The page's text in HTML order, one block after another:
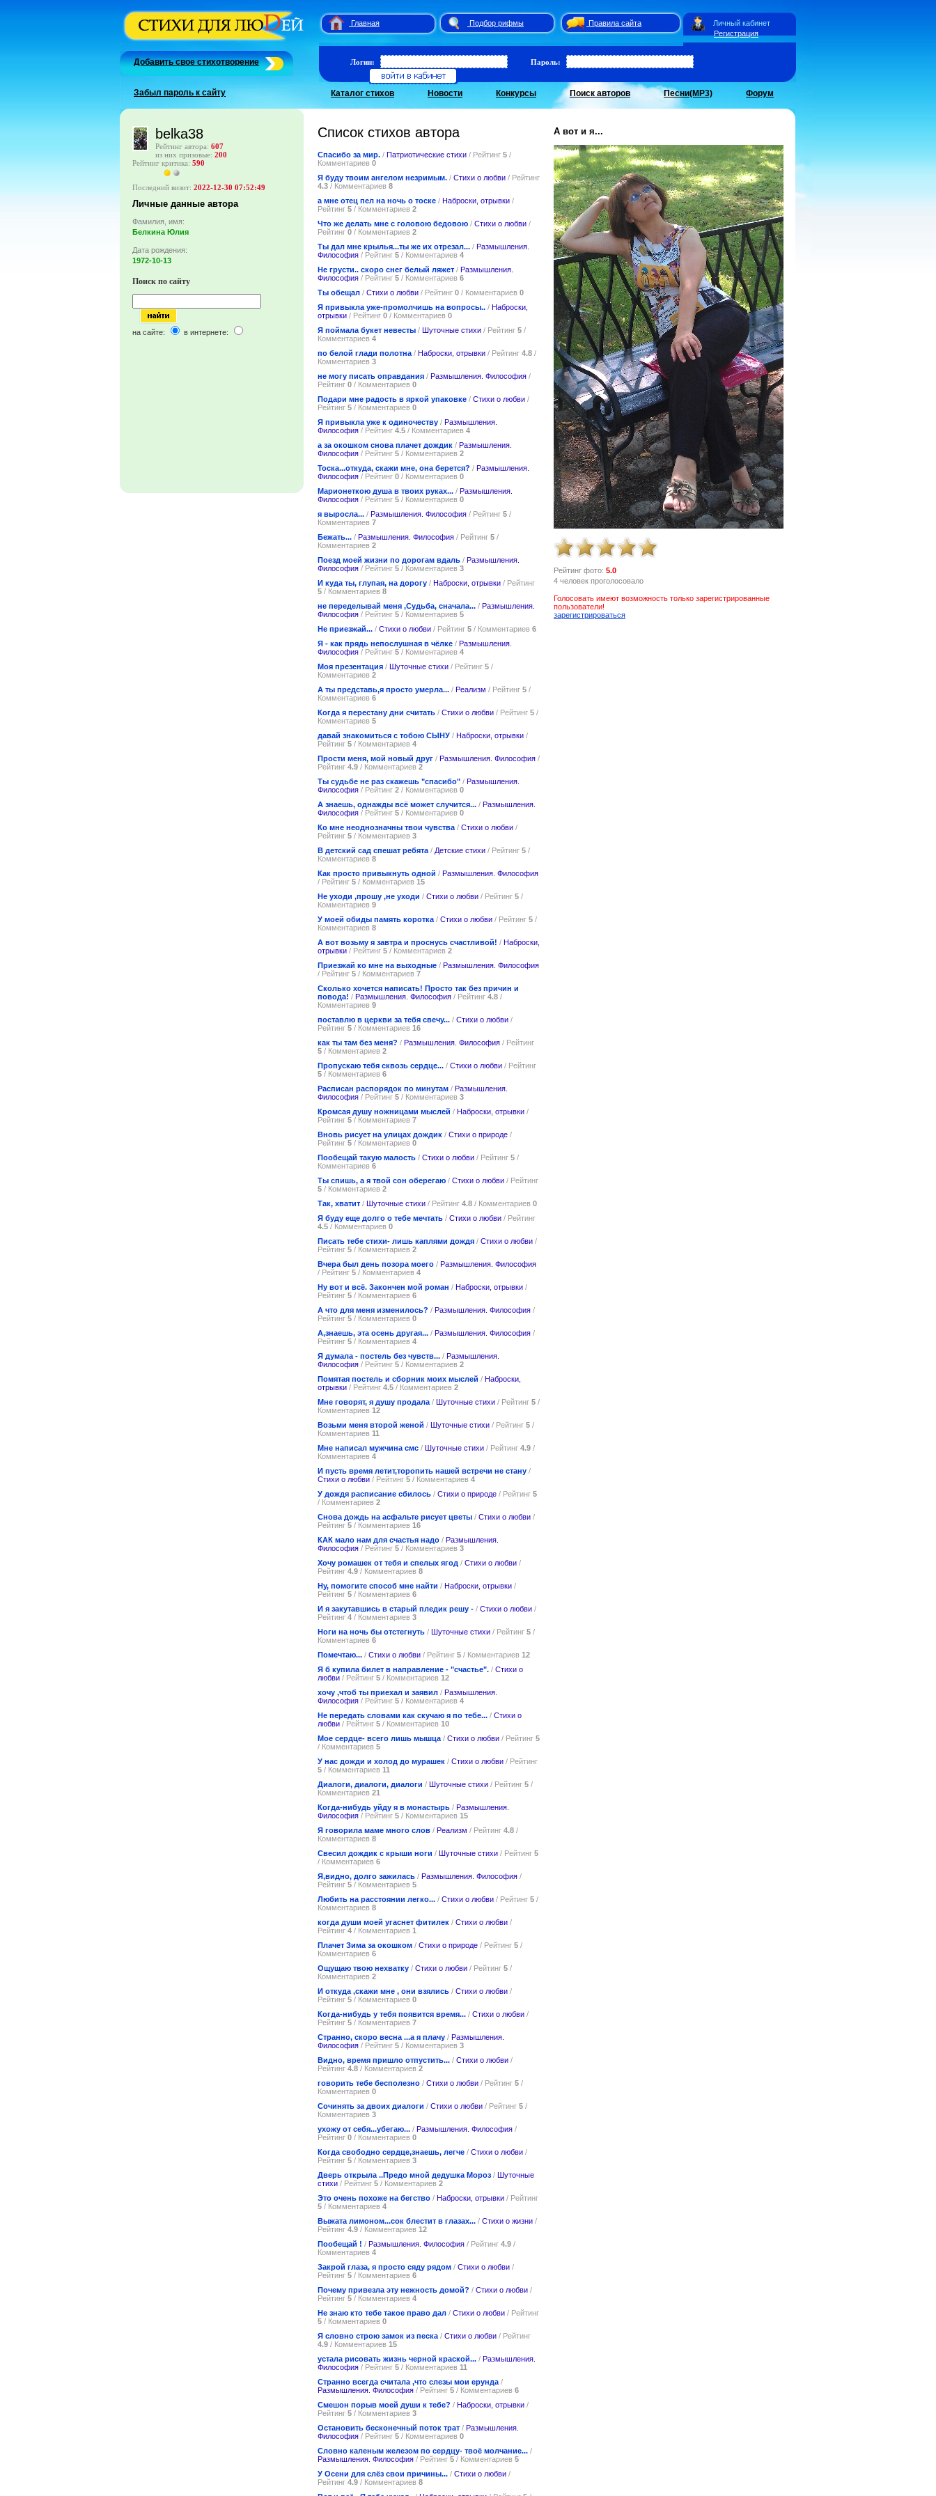
Главная Подбор рифмы
Правила сайта
Регистрация
Личный кабинет
Добавить свое стихотворение
Забыл пароль к сайту
Логин: Пароль:
Каталог стихов Новости Конкурсы Поиск авторов Песни(MP3) Форум
belka38
Рейтинг автора: 607
из них призовые: 200
Рейтинг критика: 590
Последний визит: 2022-12-30 07:52:49
Личные данные автора
Фамилия, имя:
Белкина Юлия
Дата рождения:
1972-10-13
Поиск по сайту
на сайте: в интернете:
Список стихов автора
Спасибо за мир. / Патриотические стихи / Рейтинг 5 /
Комментариев 0
Я буду твоим ангелом незримым. / Стихи о любви / Рейтинг
4.3 / Комментариев 8
а мне отец пел на ночь о тоске / Наброски, отрывки /
Рейтинг 5 / Комментариев 2
Что же делать мне с головою бедовою / Стихи о любви /
Рейтинг 0 / Комментариев 2
Ты дал мне крылья...ты же их отрезал... / Размышления.
Философия / Рейтинг 5 / Комментариев 4
Не грусти.. скоро снег белый ляжет / Размышления.
Философия / Рейтинг 5 / Комментариев 6
Ты обещал / Стихи о любви / Рейтинг 0 / Комментариев 0
Я привыкла уже-промолчишь на вопросы.. / Наброски,
отрывки / Рейтинг 0 / Комментариев 0
Я поймала букет невесты / Шуточные стихи / Рейтинг 5 /
Комментариев 4
по белой глади полотна / Наброски, отрывки / Рейтинг 4.8 /
Комментариев 3
не могу писать оправдания / Размышления. Философия /
Рейтинг 0 / Комментариев 0
Подари мне радость в яркой упаковке / Стихи о любви /
Рейтинг 5 / Комментариев 0
Я привыкла уже к одиночеству / Размышления.
Философия / Рейтинг 4.5 / Комментариев 4
а за окошком снова плачет дождик / Размышления.
Философия / Рейтинг 5 / Комментариев 2
Тоска...откуда, скажи мне, она берется? / Размышления.
Философия / Рейтинг 0 / Комментариев 0
Марионеткою душа в твоих руках... / Размышления.
Философия / Рейтинг 5 / Комментариев 0
я выросла... / Размышления. Философия / Рейтинг 5 /
Комментариев 7
Бежать... / Размышления. Философия / Рейтинг 5 /
Комментариев 2
Поезд моей жизни по дорогам вдаль / Размышления.
Философия / Рейтинг 5 / Комментариев 3
И куда ты, глупая, на дорогу / Наброски, отрывки / Рейтинг
5 / Комментариев 8
не переделывай меня ,Судьба, сначала... / Размышления.
Философия / Рейтинг 5 / Комментариев 5
Не приезжай... / Стихи о любви / Рейтинг 5 / Комментариев 6
Я - как прядь непослушная в чёлке / Размышления.
Философия / Рейтинг 5 / Комментариев 4
Моя презентация / Шуточные стихи / Рейтинг 5 /
Комментариев 2
А ты представь,я просто умерла... / Реализм / Рейтинг 5 /
Комментариев 6
Когда я перестану дни считать / Стихи о любви / Рейтинг 5 /
Комментариев 5
давай знакомиться с тобою СЫНУ / Наброски, отрывки /
Рейтинг 5 / Комментариев 4
Прости меня, мой новый друг / Размышления. Философия /
Рейтинг 4.9 / Комментариев 2
Ты судьбе не раз скажешь "спасибо" / Размышления.
Философия / Рейтинг 2 / Комментариев 0
А знаешь, однажды всё может случится... / Размышления.
Философия / Рейтинг 5 / Комментариев 0
Ко мне неоднозначны твои чувства / Стихи о любви /
Рейтинг 5 / Комментариев 3
В детский сад спешат ребята / Детские стихи / Рейтинг 5 /
Комментариев 8
Как просто привыкнуть одной / Размышления. Философия
/ Рейтинг 5 / Комментариев 15
Не уходи ,прошу ,не уходи / Стихи о любви / Рейтинг 5 /
Комментариев 9
У моей обиды память коротка / Стихи о любви / Рейтинг 5 /
Комментариев 8
А вот возьму я завтра и проснусь счастливой! / Наброски,
отрывки / Рейтинг 5 / Комментариев 2
Приезжай ко мне на выходные / Размышления. Философия
/ Рейтинг 5 / Комментариев 7
Сколько хочется написать! Просто так без причин и
повода! / Размышления. Философия / Рейтинг 4.8 /
Комментариев 9
поставлю в церкви за тебя свечу... / Стихи о любви /
Рейтинг 5 / Комментариев 16
как ты там без меня? / Размышления. Философия / Рейтинг
5 / Комментариев 2
Пропускаю тебя сквозь сердце... / Стихи о любви / Рейтинг
5 / Комментариев 6
Расписан распорядок по минутам / Размышления.
Философия / Рейтинг 5 / Комментариев 3
Кромсая душу ножницами мыслей / Наброски, отрывки /
Рейтинг 5 / Комментариев 7
Вновь рисует на улицах дождик / Стихи о природе /
Рейтинг 5 / Комментариев 0
Пообещай такую малость / Стихи о любви / Рейтинг 5 /
Комментариев 6
Ты спишь, а я твой сон оберегаю / Стихи о любви / Рейтинг
5 / Комментариев 2
Так, хватит / Шуточные стихи / Рейтинг 4.8 / Комментариев 0
Я буду еще долго о тебе мечтать / Стихи о любви / Рейтинг
4.5 / Комментариев 0
Писать тебе стихи- лишь каплями дождя / Стихи о любви /
Рейтинг 5 / Комментариев 2
Вчера был день позора моего / Размышления. Философия
/ Рейтинг 5 / Комментариев 4
Ну вот и всё. Закончен мой роман / Наброски, отрывки /
Рейтинг 5 / Комментариев 6
А что для меня изменилось? / Размышления. Философия /
Рейтинг 5 / Комментариев 0
А,знаешь, эта осень другая... / Размышления. Философия /
Рейтинг 5 / Комментариев 4
Я думала - постель без чувств... / Размышления.
Философия / Рейтинг 5 / Комментариев 2
Помятая постель и сборник моих мыслей / Наброски,
отрывки / Рейтинг 4.5 / Комментариев 2
Мне говорят, я душу продала / Шуточные стихи / Рейтинг 5 /
Комментариев 12
Возьми меня второй женой / Шуточные стихи / Рейтинг 5 /
Комментариев 11
Мне написал мужчина смс / Шуточные стихи / Рейтинг 4.9 /
Комментариев 4
И пусть время летит,торопить нашей встречи не стану /
Стихи о любви / Рейтинг 5 / Комментариев 4
У дождя расписание сбилось / Стихи о природе / Рейтинг 5
/ Комментариев 2
Снова дождь на асфальте рисует цветы / Стихи о любви /
Рейтинг 5 / Комментариев 16
КАК мало нам для счастья надо / Размышления.
Философия / Рейтинг 5 / Комментариев 3
Хочу ромашек от тебя и спелых ягод / Стихи о любви /
Рейтинг 4.9 / Комментариев 8
Ну, помогите способ мне найти / Наброски, отрывки /
Рейтинг 5 / Комментариев 6
И я закутавшись в старый пледик решу - / Стихи о любви /
Рейтинг 4 / Комментариев 3
Ноги на ночь бы отстегнуть / Шуточные стихи / Рейтинг 5 /
Комментариев 6
Помечтаю... / Стихи о любви / Рейтинг 5 / Комментариев 12
Я б купила билет в направление - "счастье". / Стихи о
любви / Рейтинг 5 / Комментариев 12
хочу ,чтоб ты приехал и заявил / Размышления.
Философия / Рейтинг 5 / Комментариев 4
Не передать словами как скучаю я по тебе... / Стихи о
любви / Рейтинг 5 / Комментариев 10
Мое сердце- всего лишь мышца / Стихи о любви / Рейтинг 5
/ Комментариев 5
У нас дожди и холод до мурашек / Стихи о любви / Рейтинг
5 / Комментариев 11
Диалоги, диалоги, диалоги / Шуточные стихи / Рейтинг 5 /
Комментариев 21
Когда-нибудь уйду я в монастырь / Размышления.
Философия / Рейтинг 5 / Комментариев 15
Я говорила маме много слов / Реализм / Рейтинг 4.8 /
Комментариев 8
Свесил дождик с крыши ноги / Шуточные стихи / Рейтинг 5
/ Комментариев 6
Я,видно, долго зажилась / Размышления. Философия /
Рейтинг 5 / Комментариев 5
Любить на расстоянии легко... / Стихи о любви / Рейтинг 5 /
Комментариев 8
когда души моей угаснет фитилек / Стихи о любви /
Рейтинг 4 / Комментариев 1
Плачет Зима за окошком / Стихи о природе / Рейтинг 5 /
Комментариев 6
Ощущаю твою нехватку / Стихи о любви / Рейтинг 5 /
Комментариев 2
И откуда ,скажи мне , они взялись / Стихи о любви /
Рейтинг 5 / Комментариев 0
Когда-нибудь у тебя появится время... / Стихи о любви /
Рейтинг 5 / Комментариев 7
Странно, скоро весна ...а я плачу / Размышления.
Философия / Рейтинг 5 / Комментариев 3
Видно, время пришло отпустить... / Стихи о любви /
Рейтинг 4.8 / Комментариев 2
говорить тебе бесполезно / Стихи о любви / Рейтинг 5 /
Комментариев 0
Сочинять за двоих диалоги / Стихи о любви / Рейтинг 5 /
Комментариев 3
ухожу от себя...убегаю... / Размышления. Философия /
Рейтинг 0 / Комментариев 0
Когда свободно сердце,знаешь, легче / Стихи о любви /
Рейтинг 5 / Комментариев 3
Дверь открыла ..Предо мной дедушка Мороз / Шуточные
стихи / Рейтинг 5 / Комментариев 2
Это очень похоже на бегство / Наброски, отрывки / Рейтинг
5 / Комментариев 4
Выжата лимоном...сок блестит в глазах... / Стихи о жизни /
Рейтинг 4.9 / Комментариев 12
Пообещай ! / Размышления. Философия / Рейтинг 4.9 /
Комментариев 4
Закрой глаза, я просто сяду рядом / Стихи о любви /
Рейтинг 5 / Комментариев 6
Почему привезла эту нежность домой? / Стихи о любви /
Рейтинг 5 / Комментариев 4
Не знаю кто тебе такое право дал / Стихи о любви / Рейтинг
5 / Комментариев 0
Я словно строю замок из песка / Стихи о любви / Рейтинг
4.9 / Комментариев 15
устала рисовать жизнь черной краской... / Размышления.
Философия / Рейтинг 5 / Комментариев 11
Странно всегда считала ,что слезы мои ерунда /
Размышления. Философия / Рейтинг 5 / Комментариев 6
Смешон порыв моей души к тебе? / Наброски, отрывки /
Рейтинг 5 / Комментариев 3
Остановить бесконечный поток трат / Размышления.
Философия / Рейтинг 5 / Комментариев 0
Словно каленым железом по сердцу- твоё молчание... /
Размышления. Философия / Рейтинг 5 / Комментариев 5
У Осени для слёз свои причины... / Стихи о любви /
Рейтинг 4.9 / Комментариев 8
А вот и я...
Рейтинг фото: 5.0
4 человек проголосовало
Голосовать имеют возможность только зарегистрированные
пользователи!
зарегистрироваться